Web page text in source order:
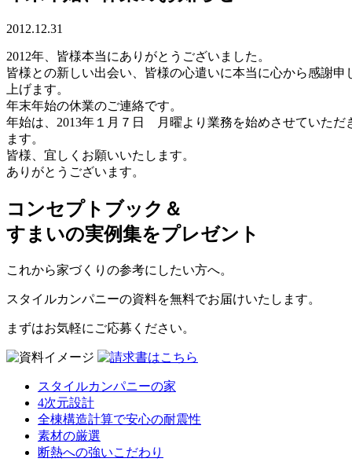
2012.12.31
2012年、皆様本当にありがとうございました。
皆様との新しい出会い、皆様の心遣いに本当に心から感謝申
上げます。
年末年始の休業のご連絡です。
年始は、2013年１月７日 月曜より業務を始めさせていただ
ます。
皆様、宜しくお願いいたします。
ありがとうございます。
コンセプトブック＆
すまいの実例集をプレゼント
これから家づくりの参考にしたい方へ。
スタイルカンパニーの資料を無料でお届けいたします。
まずはお気軽にご応募ください。
スタイルカンパニーの家
4次元設計
全棟構造計算で安心の耐震性
素材の厳選
断熱への強いこだわり